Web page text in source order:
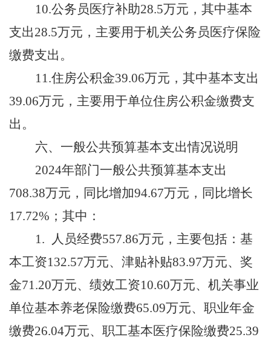
10.公务员医疗补助28.5万元， 其中基本
支出28.5万元， 主要用于机关公务员医疗保险
缴费支出。
11.住房公积金39.06万元， 其中基本支出
39.06万元， 主要用于单位住房公积金缴费支
出。
六、 一般公共预算基本支出情况说明
2024年部门一般公共预算基本支出
708.38万元，同比增加94.67万元，同比增长
17.72% ； 其中：
1.
人员经费557.86万元，主要包括：基
本工资132.57万元、津贴补贴83.97万元、奖
金71.20万元、绩效工资10.60万元、机关事业
单位基本养老保险缴费65.09万元、职业年金
缴费26.04万元、 职工基本医疗保险缴费25.39